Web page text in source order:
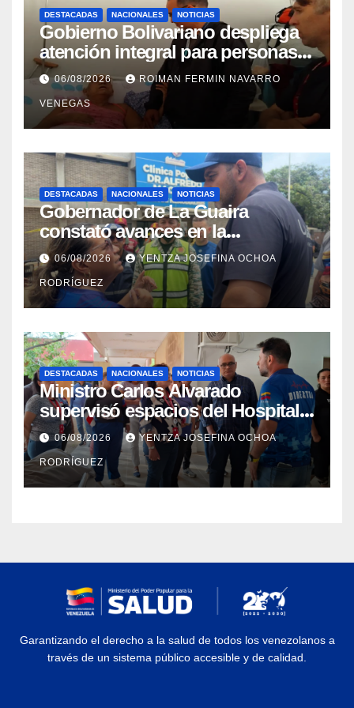
DESTACADAS NACIONALES NOTICIAS
Gobierno Bolivariano despliega
atención integral para personas
con discapacidad en
campamentos de La Guaira
06/08/2026 ROIMAN FERMIN NAVARRO
VENEGAS
DESTACADAS NACIONALES NOTICIAS
Gobernador de La Guaira
constató avances en la
rehabilitación del Hospitalito de
Catia la Mar
06/08/2026 YENTZA JOSEFINA OCHOA
RODRÍGUEZ
DESTACADAS NACIONALES NOTICIAS
Ministro Carlos Alvarado
supervisó espacios del Hospital
Dermatológico Dr. Martín Vegas
en La Guaira
06/08/2026 YENTZA JOSEFINA OCHOA
RODRÍGUEZ
Garantizando el derecho a la salud de todos los venezolanos a
través de un sistema público accesible y de calidad.